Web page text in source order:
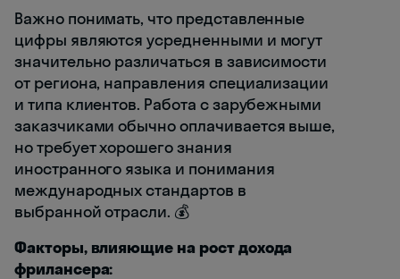
Важно понимать, что представленные
цифры являются усредненными и могут
значительно различаться в зависимости
от региона, направления специализации
и типа клиентов. Работа с зарубежными
заказчиками обычно оплачивается выше,
но требует хорошего знания
иностранного языка и понимания
международных стандартов в
выбранной отрасли. 💰
Факторы, влияющие на рост дохода
фрилансера: